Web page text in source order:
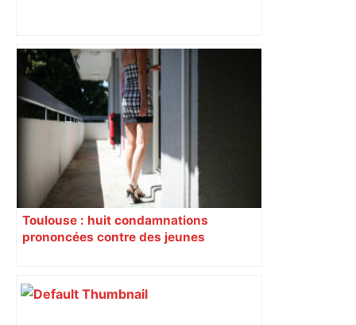
"C'est contre-productif": les patrons
s'inquiètent de Piquemal et LFI à
Toulouse et ça interroge – RMC
Toulouse : huit condamnations
prononcées contre des jeunes